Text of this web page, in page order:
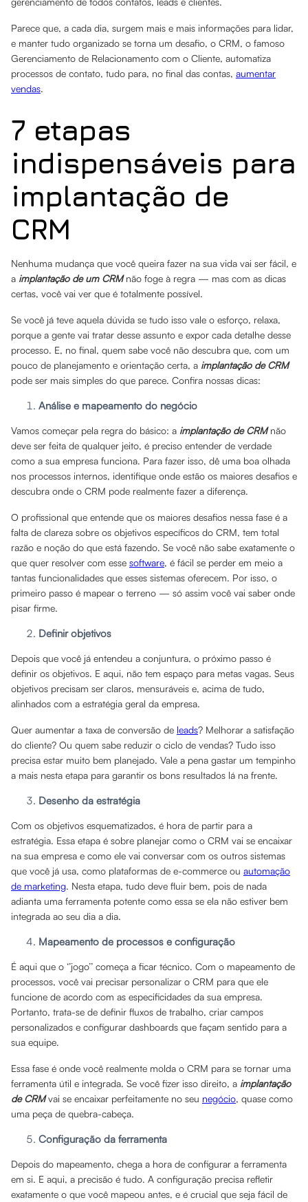
Parece que, a cada dia, surgem mais e mais informações para lidar,
e manter tudo organizado se torna um desafio, o CRM, o famoso
Gerenciamento de Relacionamento com o Cliente, automatiza
processos de contato, tudo para, no final das contas, aumentar
vendas.
7 etapas
indispensáveis para
implantação de
CRM
Nenhuma mudança que você queira fazer na sua vida vai ser fácil, e
a implantação de um CRMnão foge à regra — mas com as dicas
certas, você vai ver que é totalmente possível.
Se você já teve aquela dúvida se tudo isso vale o esforço, relaxa,
porque a gente vai tratar desse assunto e expor cada detalhe desse
processo. E, no final, quem sabe você não descubra que, com um
pouco de planejamento e orientação certa, a implantação de CRM
pode ser mais simples do que parece. Confira nossas dicas:
Análise e mapeamento do negócio
Vamos começar pela regra do básico: a implantação de CRMnão
deve ser feita de qualquer jeito, é preciso entender de verdade
como a sua empresa funciona. Para fazer isso, dê uma boa olhada
nos processos internos, identifique onde estão os maiores desafios e
descubra onde o CRM pode realmente fazer a diferença.
O profissional que entende que os maiores desafios nessa fase é a
falta de clareza sobre os objetivos específicos do CRM, tem total
razão e noção do que está fazendo. Se você não sabe exatamente o
que quer resolver com esse software, é fácil se perder em meio a
tantas funcionalidades que esses sistemas oferecem. Por isso, o
primeiro passo é mapear o terreno — só assim você vai saber onde
pisar firme.
Definir objetivos
Depois que você já entendeu a conjuntura, o próximo passo é
definir os objetivos. E aqui, não tem espaço para metas vagas. Seus
objetivos precisam ser claros, mensuráveis e, acima de tudo,
alinhados com a estratégia geral da empresa.
Quer aumentar a taxa de conversão de leads? Melhorar a satisfação
do cliente? Ou quem sabe reduzir o ciclo de vendas? Tudo isso
precisa estar muito bem planejado. Vale a pena gastar um tempinho
a mais nesta etapa para garantir os bons resultados lá na frente.
Desenho da estratégia
Com os objetivos esquematizados, é hora de partir para a
estratégia. Essa etapa é sobre planejar como o CRM vai se encaixar
na sua empresa e como ele vai conversar com os outros sistemas
que você já usa, como plataformas de e-commerce ou automação
de marketing. Nesta etapa, tudo deve fluir bem, pois de nada
adianta uma ferramenta potente como essa se ela não estiver bem
integrada ao seu dia a dia.
Mapeamento de processos e configuração
É aqui que o ‘’jogo’’ começa a ficar técnico. Com o mapeamento de
processos, você vai precisar personalizar o CRM para que ele
funcione de acordo com as especificidades da sua empresa.
Portanto, trata-se de definir fluxos de trabalho, criar campos
personalizados e configurar dashboards que façam sentido para a
sua equipe.
Essa fase é onde você realmente molda o CRM para se tornar uma
ferramenta útil e integrada. Se você fizer isso direito, a implantação
de CRMvai se encaixar perfeitamente no seu negócio, quase como
uma peça de quebra-cabeça.
Configuração da ferramenta
Depois do mapeamento, chega a hora de configurar a ferramenta
em si. E aqui, a precisão é tudo. A configuração precisa refletir
exatamente o que você mapeou antes, e é crucial que seja fácil de